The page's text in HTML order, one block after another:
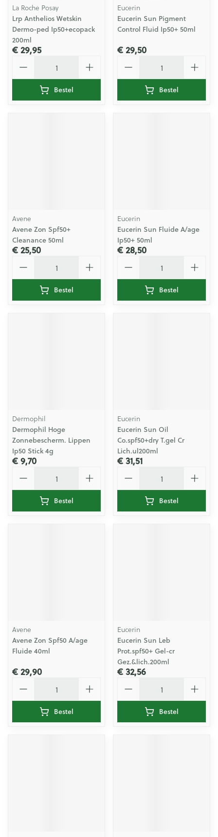
La Roche Posay
Lrp Anthelios Wetskin
Dermo-ped Ip50+ecopack
200ml
€ 29,95
Bestel
Eucerin
Eucerin Sun Pigment
Control Fluid Ip50+ 50ml
€ 29,50
Bestel
Avene
Avene Zon Spf50+
Cleanance 50ml
€ 25,50
Bestel
Eucerin
Eucerin Sun Fluide A/age
Ip50+ 50ml
€ 28,50
Bestel
Dermophil
Dermophil Hoge
Zonnebescherm. Lippen
Ip50 Stick 4g
€ 9,70
Bestel
Eucerin
Eucerin Sun Oil
Co.spf50+dry T.gel Cr
Lich.ul200ml
€ 31,51
Bestel
Avene
Avene Zon Spf50 A/age
Fluide 40ml
€ 29,90
Bestel
Eucerin
Eucerin Sun Leb
Prot.spf50+ Gel-cr
Gez.&lich.200ml
€ 32,56
Bestel